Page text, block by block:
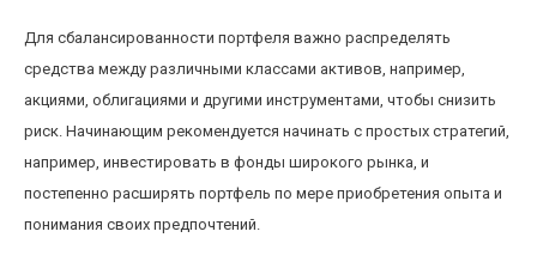
Для сбалансированности портфеля важно распределять
средства между различными классами активов, например,
акциями, облигациями и другими инструментами, чтобы снизить
риск. Начинающим рекомендуется начинать с простых стратегий,
например, инвестировать в фонды широкого рынка, и
постепенно расширять портфель по мере приобретения опыта и
понимания своих предпочтений.